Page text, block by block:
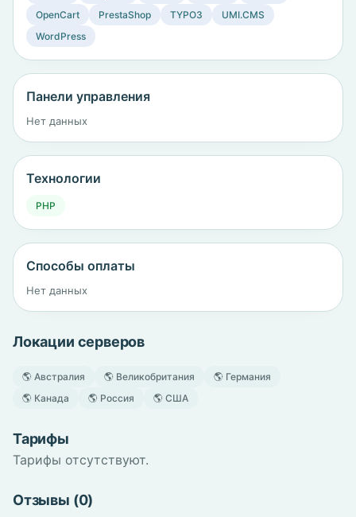
OpenCart
PrestaShop TYPO3
UMI.CMS
WordPress
Панели управления
Нет данных
Технологии
PHP
Способы оплаты
Нет данных
Локации серверов
🌎 Австралия 🌎 Великобритания
🌎 Германия
🌎 Канада
🌎 Россия 🌎 США
Тарифы
Тарифы отсутствуют.
Отзывы (0)